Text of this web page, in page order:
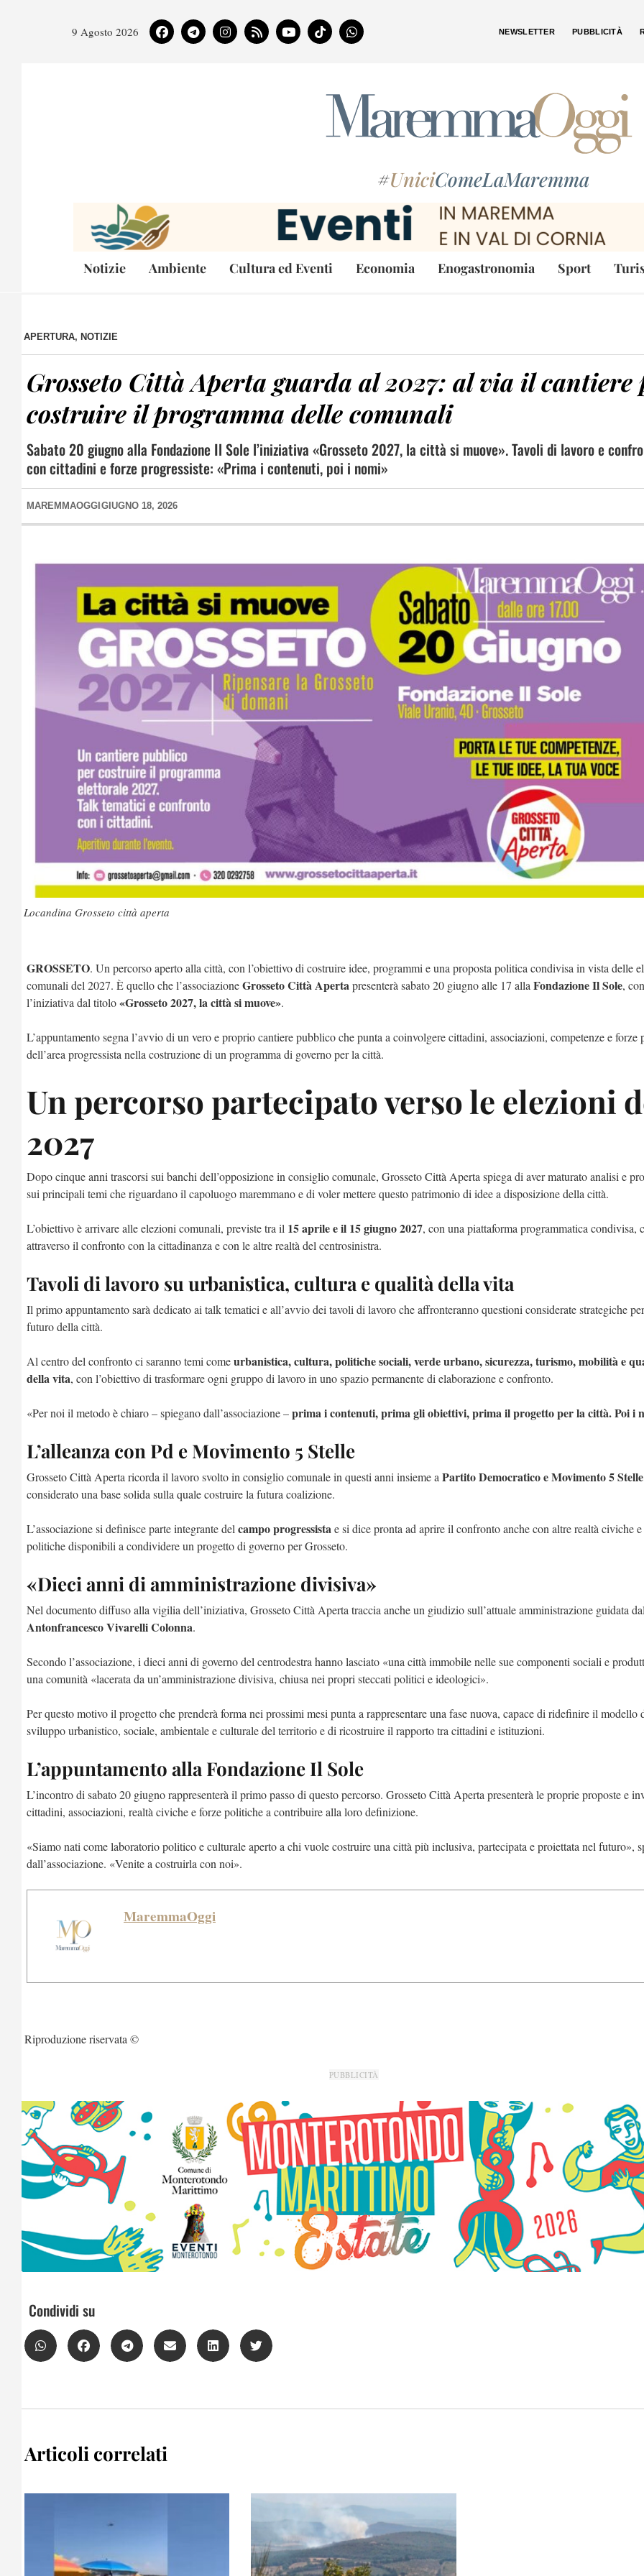
9 Agosto 2026 NEWSLETTER PUBBLICITÀ
#UniciComeLaMaremma
Notizie Ambiente Cultura ed Eventi Economia Enogastronomia Sport
APERTURA, NOTIZIE
Grosseto Città Aperta guarda al 2027: al via il cantiere
costruire il programma delle comunali
Sabato 20 giugno alla Fondazione Il Sole l’iniziativa «Grosseto 2027, la città si muove». Tavoli di lavoro e
con cittadini e forze progressiste: «Prima i contenuti, poi i nomi»
MAREMMAOGGI GIUGNO 18, 2026
Locandina Grosseto città aperta
GROSSETO. Un percorso aperto alla città, con l’obiettivo di costruire idee, programmi e una proposta politica condivisa in vista delle
comunali del 2027. È quello che l’associazioneGrosseto Città Apertapresenterà sabato 20 giugno alle 17 alla Fondazione Il Sole, con
l’iniziativa dal titolo«Grosseto 2027, la città si muove».
L’appuntamento segna l’avvio di un vero e proprio cantiere pubblico che punta a coinvolgere cittadini, associazioni, competenze e forze
dell’area progressista nella costruzione di un programma di governo per la città.
Un percorso partecipato verso le elezioni
2027
Dopo cinque anni trascorsi sui banchi dell’opposizione in consiglio comunale, Grosseto Città Aperta spiega di aver maturato analisi e
sui principali temi che riguardano il capoluogo maremmano e di voler mettere questo patrimonio di idee a disposizione della città.
L’obiettivo è arrivare alle elezioni comunali, previste tra il 15 aprile e il 15 giugno 2027, con una piattaforma programmatica condivisa,
attraverso il confronto con la cittadinanza e con le altre realtà del centrosinistra.
Tavoli di lavoro su urbanistica, cultura e qualità della vita
Il primo appuntamento sarà dedicato ai talk tematici e all’avvio dei tavoli di lavoro che affronteranno questioni considerate strategiche
futuro della città.
Al centro del confronto ci saranno temi comeurbanistica, cultura, politiche sociali, verde urbano, sicurezza, turismo, mobilità e
della vita, con l’obiettivo di trasformare ogni gruppo di lavoro in uno spazio permanente di elaborazione e confronto.
«Per noi il metodo è chiaro – spiegano dall’associazione –prima i contenuti, prima gli obiettivi, prima il progetto per la città. Poi i
L’alleanza con Pd e Movimento 5 Stelle
Grosseto Città Aperta ricorda il lavoro svolto in consiglio comunale in questi anni insieme a Partito Democratico e Movimento 5 Stelle
considerato una base solida sulla quale costruire la futura coalizione.
L’associazione si definisce parte integrante del campo progressistae si dice pronta ad aprire il confronto anche con altre realtà civiche e
politiche disponibili a condividere un progetto di governo per Grosseto.
«Dieci anni di amministrazione divisiva»
Nel documento diffuso alla vigilia dell’iniziativa, Grosseto Città Aperta traccia anche un giudizio sull’attuale amministrazione guidata
Antonfrancesco Vivarelli Colonna.
Secondo l’associazione, i dieci anni di governo del centrodestra hanno lasciato «una città immobile nelle sue componenti sociali e
una comunità «lacerata da un’amministrazione divisiva, chiusa nei propri steccati politici e ideologici».
Per questo motivo il progetto che prenderà forma nei prossimi mesi punta a rappresentare una fase nuova, capace di ridefinire il modello
sviluppo urbanistico, sociale, ambientale e culturale del territorio e di ricostruire il rapporto tra cittadini e istituzioni.
L’appuntamento alla Fondazione Il Sole
L’incontro di sabato 20 giugno rappresenterà il primo passo di questo percorso. Grosseto Città Aperta presenterà le proprie proposte e
cittadini, associazioni, realtà civiche e forze politiche a contribuire alla loro definizione.
«Siamo nati come laboratorio politico e culturale aperto a chi vuole costruire una città più inclusiva, partecipata e proiettata nel futuro»,
dall’associazione. «Venite a costruirla con noi».
MaremmaOggi
Riproduzione riservata ©
PUBBLICITÀ
Condividi su
Articoli correlati